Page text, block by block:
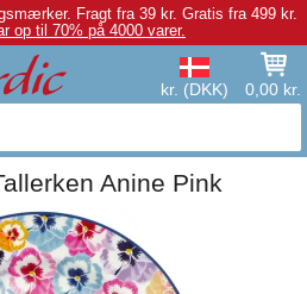
Fragt fra 39 kr. Gratis fra 499 kr.
op til 70% på 4000 varer.
kr. (DKK) 0,00 kr.
Anine Pink